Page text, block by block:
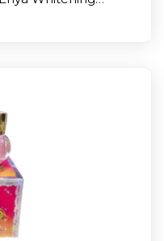
9in1 (25g)